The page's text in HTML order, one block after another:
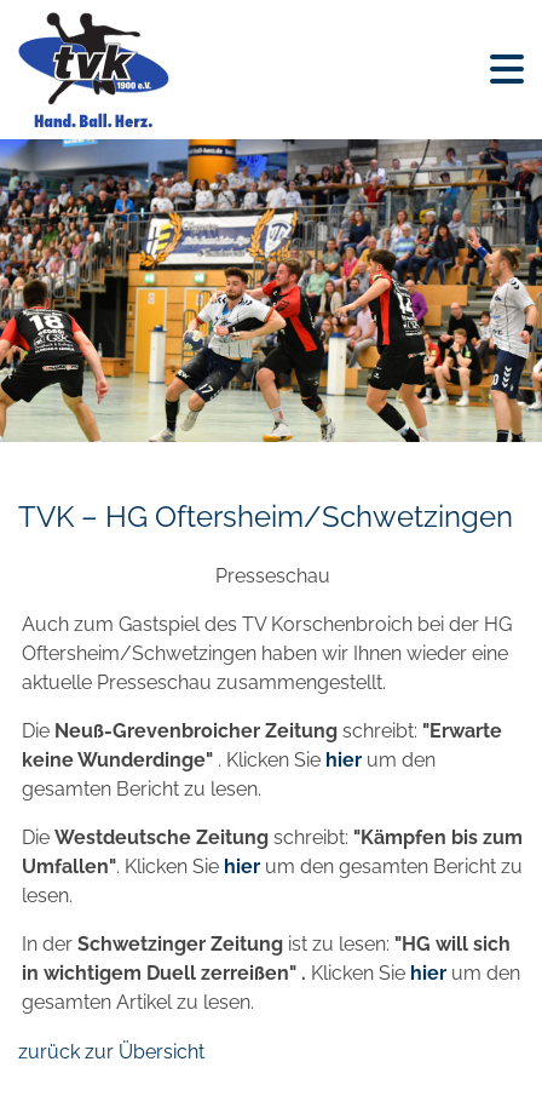
TVK – HG Oftersheim/Schwetzingen
Presseschau
Auch zum Gastspiel des TV Korschenbroich bei der HG
Oftersheim/Schwetzingen haben wir Ihnen wieder eine
aktuelle Presseschau zusammengestellt.
Die Neuß-Grevenbroicher Zeitung schreibt: "Erwarte
keine Wunderdinge" . Klicken Sie hier um den
gesamten Bericht zu lesen.
Die Westdeutsche Zeitung schreibt: "Kämpfen bis zum
Umfallen". Klicken Sie hier um den gesamten Bericht zu
lesen.
In der Schwetzinger Zeitung ist zu lesen: "HG will sich
in wichtigem Duell zerreißen" . Klicken Sie hier um den
gesamten Artikel zu lesen.
zurück zur Übersicht